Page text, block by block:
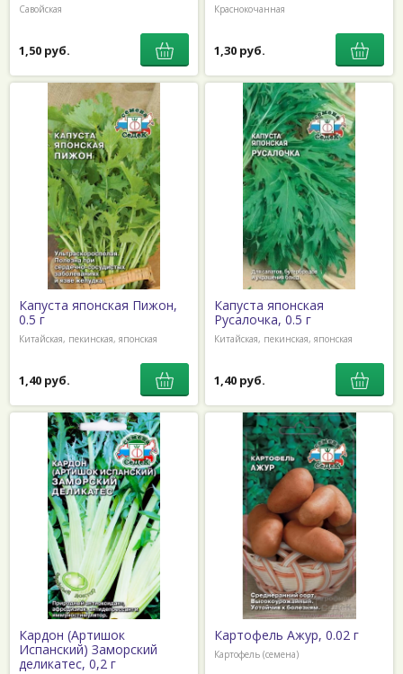
Савойская
1,50 руб.
Краснокочанная
1,30 руб.
Капуста японская Пижон,
0.5 г
Китайская, пекинская, японская
1,40 руб.
Капуста японская
Русалочка, 0.5 г
Китайская, пекинская, японская
1,40 руб.
Кардон (Артишок
Испанский) Заморский
деликатес, 0,2 г
Картофель Ажур, 0.02 г
Картофель (семена)